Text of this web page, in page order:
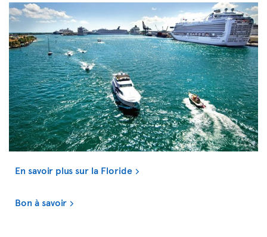
En savoir plus sur la Floride
Bon à savoir